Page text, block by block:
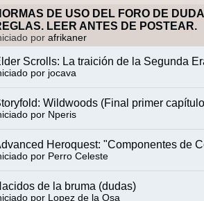
DE USO DEL FORO DE
LEER ANTES DE POSTEAR.
por afrikaner
Scrolls: La traición de la Segunda
por jocava
Wildwoods (Final primer
por Nperis
Heroquest: "Componentes de
por Perro Celeste
de la bruma (dudas)
por Lopez de la Osa